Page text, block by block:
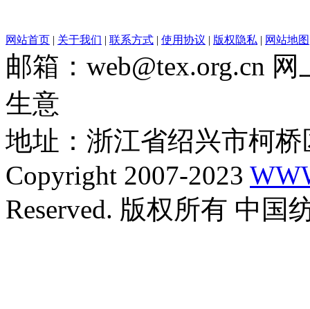
网站首页 | 关于我们 | 联系方式 | 使用协议 | 版权隐私 | 网站地图
邮箱：web@tex.org.cn
生意
地址：浙江省绍兴市柯
Copyright 2007-2023
Reserved. 版权所有 中国